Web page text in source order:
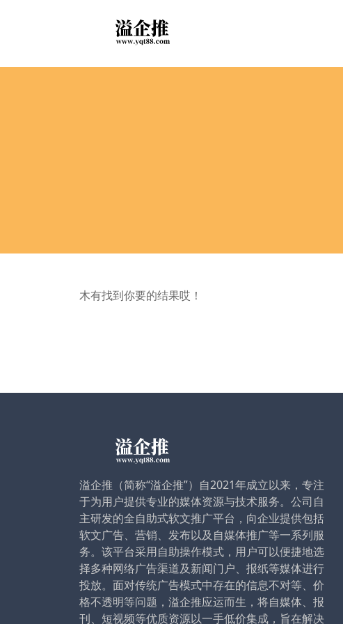
木有找到你要的结果哎！
溢企推（简称“溢企推”）自2021年成立以来，专注
于为用户提供专业的媒体资源与技术服务。公司自
主研发的全自助式软文推广平台，向企业提供包括
软文广告、营销、发布以及自媒体推广等一系列服
务。该平台采用自助操作模式，用户可以便捷地选
择多种网络广告渠道及新闻门户、报纸等媒体进行
投放。面对传统广告模式中存在的信息不对等、价
格不透明等问题，溢企推应运而生，将自媒体、报
刊、短视频等优质资源以一手低价集成，旨在解决